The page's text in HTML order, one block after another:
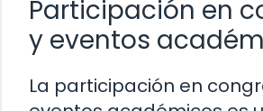
Participación en
y eventos
La participación en